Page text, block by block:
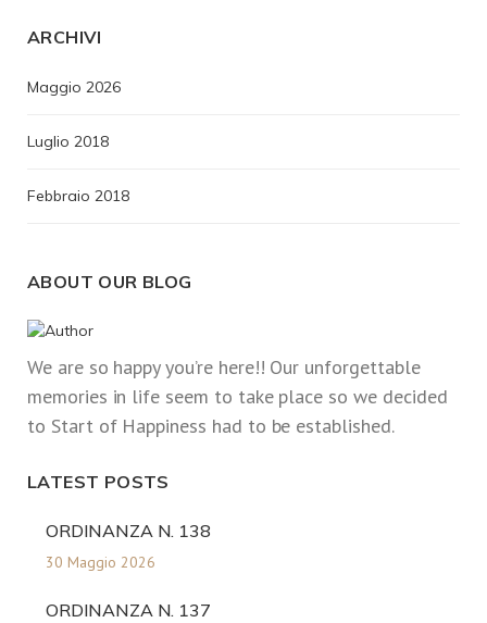
ARCHIVI
Maggio 2026
Luglio 2018
Febbraio 2018
ABOUT OUR BLOG
We are so happy you’re here!! Our unforgettable
memories in life seem to take place so we decided
to Start of Happiness had to be established.
LATEST POSTS
ORDINANZA N. 138
30 Maggio 2026
ORDINANZA N. 137